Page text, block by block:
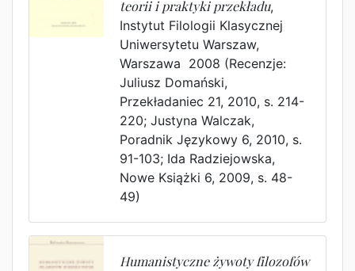
teorii i praktyki przekładu,
Instytut Filologii Klasycznej
Uniwersytetu Warszaw,
Warszawa 2008 (Recenzje:
Juliusz Domański,
Przekładaniec 21, 2010, s. 214-
220; Justyna Walczak,
Poradnik Językowy 6, 2010, s.
91-103; Ida Radziejowska,
Nowe Książki 6, 2009, s. 48-
49)
Humanistyczne żywoty filozofów